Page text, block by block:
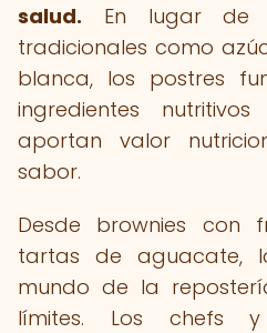
salud. En lugar de
tradicionales como
blanca, los postres
ingredientes
aportan valor
sabor.
Desde brownies con
tartas de aguacate,
mundo de la
límites. Los chefs